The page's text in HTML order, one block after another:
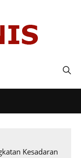
Kesadaran